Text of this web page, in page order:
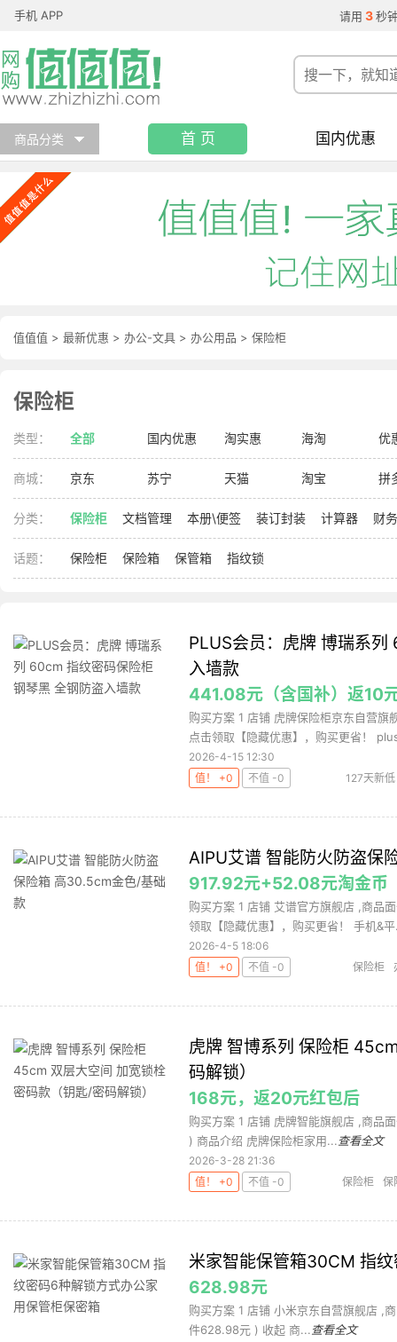
手机 APP 请用 3 秒
商品分类 首 页 国内优惠
值值值 > 最新优惠 > 办公-文具 > 办公用品 > 保险柜
保险柜
类型： 全部 国内优惠 淘实惠 海淘 优
商城： 京东 苏宁 天猫 淘宝 拼
分类： 保险柜 文档管理 本册\便签 装订封装 计算器 财
话题： 保险柜 保险箱 保管箱 指纹锁
PLUS会员：虎牌 博瑞系
入墙款
441.08元（含国补）返10
购买方案 1 店铺 虎牌保险柜京东自营
点击领取【隐藏优惠】，购买更省！
2026-4-15 12:30
值！ +0
不值 -0 127天新低
AIPU艾谱 智能防火防盗保
917.92元+52.08元淘金币
购买方案 1 店铺 艾谱官方旗舰店 ,商品
领取【隐藏优惠】，购买更省！ 手机&
2026-4-5 18:06
值！ +0
不值 -0 保险柜
虎牌 智博系列 保险柜
码解锁）
168元，返20元红包后
购买方案 1 店铺 虎牌智能旗舰店 ,商品
) 商品介绍 虎牌保险柜家用... 查看全文
2026-3-28 21:36
值！ +0
不值 -0 保险柜 保
米家智能保管箱30CM 指
628.98元
购买方案 1 店铺 小米京东自营旗舰店 ,
件628.98元 ) 收起 商... 查看全文